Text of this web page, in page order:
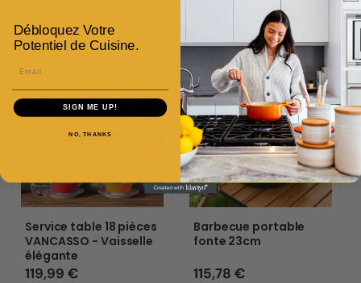
Prix
habituel
27,84 €
habituel
Variante
épuisée
ou
indisponible
Service table 18 pièces
VANCASSO - Vaisselle
élégante
Prix
119,99 €
Variante
épuisée
ou
indisponible
Barbecue portable
fonte 23cm
Prix
115,78 €
Débloquez Votre
Potentiel de Cuisine.
SIGN ME UP!
NO, THANKS